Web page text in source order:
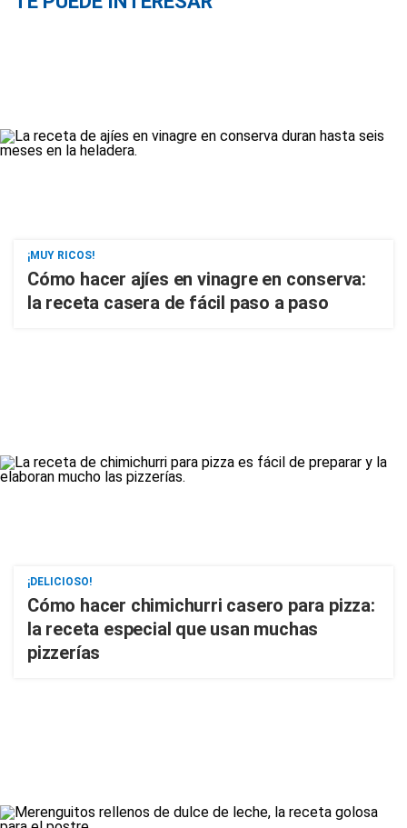
¡MUY RICOS!
Cómo hacer ajíes en vinagre en conserva:
la receta casera de fácil paso a paso
¡DELICIOSO!
Cómo hacer chimichurri casero para pizza:
la receta especial que usan muchas
pizzerías